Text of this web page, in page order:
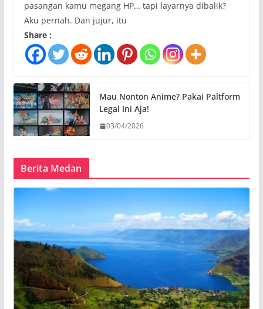
pasangan kamu megang HP… tapi layarnya dibalik?
Aku pernah. Dan jujur, itu
Share :
Mau Nonton Anime? Pakai Paltform
Legal Ini Aja!
03/04/2026
Berita Medan